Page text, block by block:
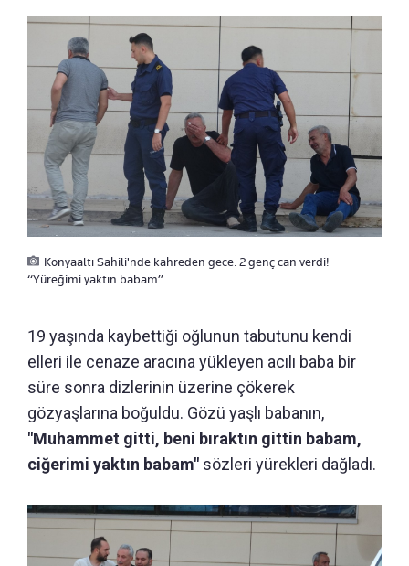
Konyaaltı Sahili'nde kahreden gece: 2 genç can verdi!
“Yüreğimi yaktın babam”
19 yaşında kaybettiği oğlunun tabutunu kendi
elleri ile cenaze aracına yükleyen acılı baba bir
süre sonra dizlerinin üzerine çökerek
gözyaşlarına boğuldu. Gözü yaşlı babanın,
"Muhammet gitti, beni bıraktın gittin babam,
ciğerimi yaktın babam" sözleri yürekleri dağladı.